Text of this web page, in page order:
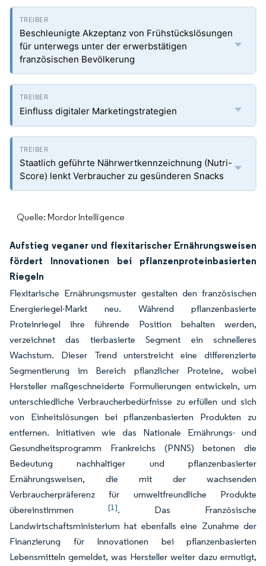
Beschleunigte Akzeptanz von Frühstückslösungen
für unterwegs unter der erwerbstätigen
französischen Bevölkerung
Einfluss digitaler Marketingstrategien
Staatlich geführte Nährwertkennzeichnung (Nutri-
Score) lenkt Verbraucher zu gesünderen Snacks
Quelle: Mordor Intelligence
Aufstieg veganer und flexitarischer Ernährungsweisen
fördert Innovationen bei pflanzenproteinbasierten
Riegeln
Flexitarische Ernährungsmuster gestalten den französischen
Energieriegel-Markt neu. Während pflanzenbasierte
Proteinriegel ihre führende Position behalten werden,
verzeichnet das tierbasierte Segment ein schnelleres
Wachstum. Dieser Trend unterstreicht eine differenzierte
Segmentierung im Bereich pflanzlicher Proteine, wobei
Hersteller maßgeschneiderte Formulierungen entwickeln, um
unterschiedliche Verbraucherbedürfnisse zu erfüllen und sich
von Einheitslösungen bei pflanzenbasierten Produkten zu
entfernen. Initiativen wie das Nationale Ernährungs- und
Gesundheitsprogramm Frankreichs (PNNS) betonen die
Bedeutung nachhaltiger und pflanzenbasierter
Ernährungsweisen, die mit der wachsenden
Verbraucherpräferenz für umweltfreundliche Produkte
übereinstimmen [1]. Das Französische
Landwirtschaftsministerium hat ebenfalls eine Zunahme der
Finanzierung für Innovationen bei pflanzenbasierten
Lebensmitteln gemeldet, was Hersteller weiter dazu ermutigt,